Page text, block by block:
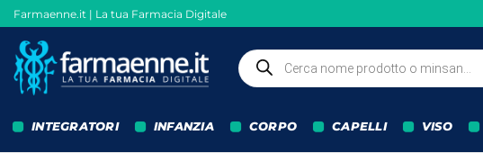
Salta
ai
contenuti
Farmaenne.it | La tua Farmacia Digitale
Ricerca
prodotti
INTEGRATORI INFANZIA CORPO CAPELLI VISO